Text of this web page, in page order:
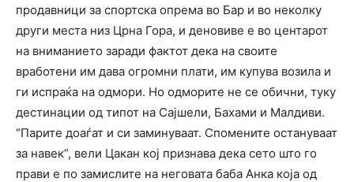
продавници за спортска опрема во Бар и во неколку
други места низ Црна Гора, и деновиве е во центарот
на вниманието заради фактот дека на своите
вработени им дава огромни плати, им купува возила и
ги испраќа на одмори. Но одморите не се обични, туку
дестинации од типот на Сајшели, Бахами и Малдиви.
“Парите доаѓат и си заминуваат. Спомените остануваат
за навек”, вели Цакан кој признава дека сето што го
прави е по замислите на неговата баба Анка која од